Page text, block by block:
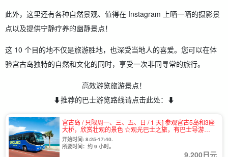
此外，这里还有各种自然景观、值得在 Instagram 上晒一晒的摄影景
点以及提供宁静疗养的幽静景点！
这 10 个目的地不仅是旅游胜地，也深受当地人的喜爱。您可以在体
验宫古岛独特的自然和文化的同时，享受一次非同寻常的旅行。
高效游览旅游景点！
⬇︎推荐的巴士游览路线请点击此处：⬇︎
宫古岛 / 只限周一、三、五、日 / 1 天] 参观宫古5岛和3座
大桥，欣赏壮观的景色 ☆观光巴士之旅，有巴士导游
（No.928）
开始时间: 8:25-17:40.
所要时间：约 9 小时。
9,200日元